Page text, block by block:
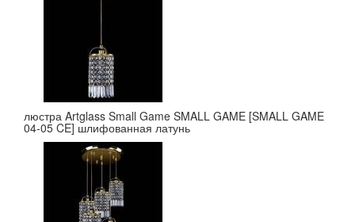
люстра Artglass Small Game SMALL GAME [SMALL GAME
04-05 CE] шлифованная латунь